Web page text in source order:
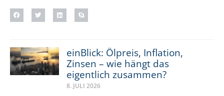
einBlick: Ölpreis, Inflation,
Zinsen – wie hängt das
eigentlich zusammen?
8. JULI 2026